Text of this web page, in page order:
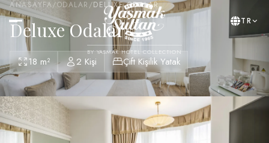
BY YASMAK HOTEL COLLECTION
TR
ANASAYFA/ODALAR /DELUXE ODALAR
Deluxe Odalar
18 m² 2 Kişi Çift Kişilik Yatak